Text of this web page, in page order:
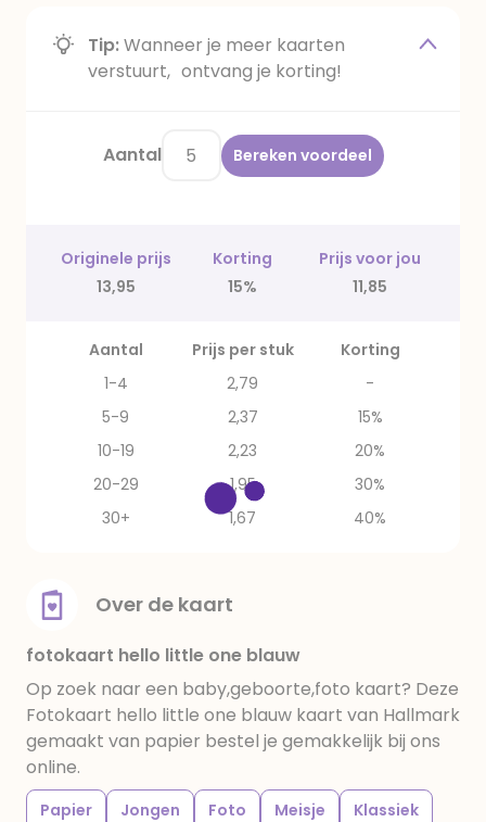
Tip:Wanneer je meer kaarten
verstuurt, ontvang je korting!
Aantal Bereken voordeel
Originele prijs Korting
Prijs voor jou
13,95
15% 11,85
Aantal Prijs per stuk
Korting
1-4
2,79
-
5-9
2,37
15%
10-19
2,23
20%
20-29
1,95
30%
30+
1,67 40%
Over de kaart
fotokaart hello little one blauw
Op zoek naar een baby,geboorte,foto kaart? Deze
Fotokaart hello little one blauw kaart van Hallmark
gemaakt van papier bestel je gemakkelijk bij ons
online.
Papier Jongen Foto Meisje Klassiek